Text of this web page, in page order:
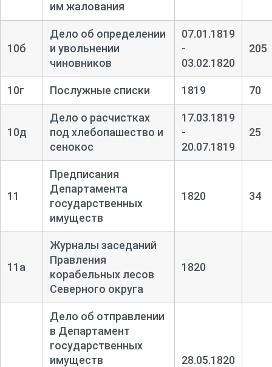
им жалования
10б
Дело об определении
и увольнении
чиновников
07.01.1819
-
03.02.1820
205
10г Послужные списки 1819 70
10д
Дело о расчистках
под хлебопашество и
сенокос
17.03.1819
-
20.07.1819
25
11
Предписания
Департамента
государственных
имуществ
1820 34
11а
Журналы заседаний
Правления
корабельных лесов
Северного округа
1820
Дело об отправлении
в Департамент
государственных
имуществ
28.05.1820